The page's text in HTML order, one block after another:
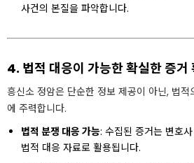
사건의 본질을 파악합니다.
4. 법적 대응이 가능한 확실한 증거
흥신소 정암은 단순한 정보 제공이 아닌, 법
에 주력합니다.
법적 분쟁 대응 가능: 수집된 증거는 변호
법적 대응 자료로 활용됩니다.